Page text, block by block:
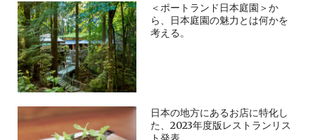
＜ポートランド日本庭園＞か
ら、日本庭園の魅力とは何かを
考える。
日本の地方にあるお店に特化し
た、2023年度版レストランリス